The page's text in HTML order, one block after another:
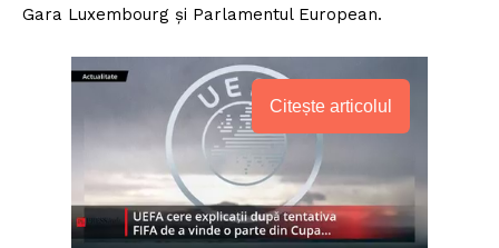
Gara Luxembourg și Parlamentul European.
Citește articolul